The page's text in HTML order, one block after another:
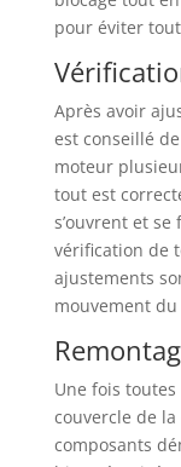
pour éviter
Après avoir
est conseillé
moteur
tout est
s’ouvrent et
vérification de
ajustements
mouvement
Une fois
couvercle de
composants